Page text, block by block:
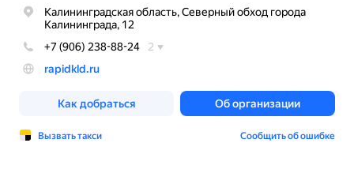
Политика конфиденциальности
Согласие на обработку персональных
Пн-пт 8:00 - 18:00,
Сб 09:00 - 13:00
Адрес:
236001 г. Калининград,
Северный обход, 12